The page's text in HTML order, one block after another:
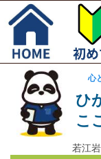
心
ひがし
ここか
若江